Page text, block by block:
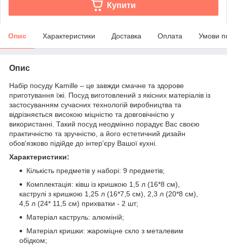
Купити
Опис Характеристики Доставка Оплата Умови
Опис
Набір посуду Kamille – це завжди смачне та здорове
приготування їжі. Посуд виготовлений з якісних матеріалів із
застосуванням сучасних технологій виробництва та
відрізняється високою міцністю та довговічністю у
використанні. Такий посуд неодмінно порадує Вас своєю
практичністю та зручністю, а його естетичний дизайн
обов'язково підійде до інтер'єру Вашої кухні.
Характеристики:
Кількість предметів у наборі: 9 предметів;
Комплектація: ківш із кришкою 1,5 л (16*8 см),
каструлі з кришкою 1,25 л (16*7,5 см), 2,3 л (20*8 см),
4,5 л (24* 11,5 см) прихватки - 2 шт;
Матеріал каструль: алюміній;
Матеріал кришки: жароміцне скло з металевим
обідком;